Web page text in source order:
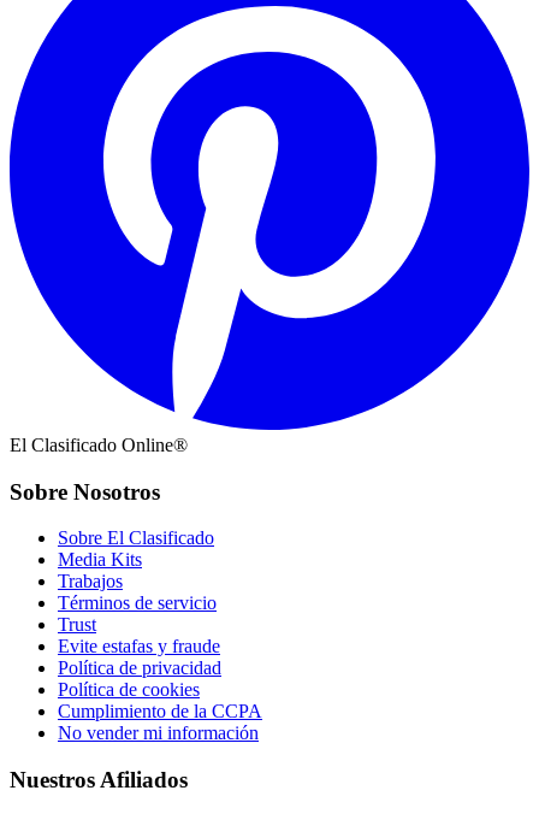
El Clasificado Online®
Sobre Nosotros
Sobre El Clasificado
Media Kits
Trabajos
Términos de servicio
Trust
Evite estafas y fraude
Política de privacidad
Política de cookies
Cumplimiento de la CCPA
No vender mi información
Nuestros Afiliados